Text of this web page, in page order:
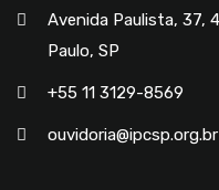
Avenida Paulista, 37,
Paulo, SP
+55 11 3129-8569
ouvidoria@ipcsp.org.br